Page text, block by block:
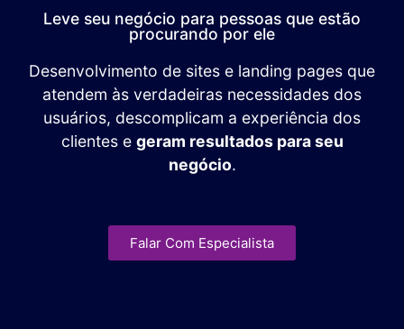
Leve seu negócio para pessoas que estão
procurando por ele
Desenvolvimento de sites e landing pages que
atendem às verdadeiras necessidades dos
usuários, descomplicam a experiência dos
clientes e geram resultados para seu
negócio.
Falar Com Especialista